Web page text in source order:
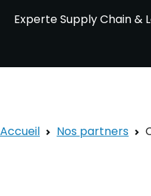
Experte Supply Chain &
Accueil Nos partners